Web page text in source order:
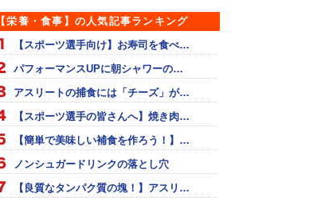
【栄養・食事】の人気記事ランキング
【スポーツ選手向け】お寿司を食べ…
パフォーマンスUPに朝シャワーの…
アスリートの捕食には「チーズ」が…
【スポーツ選手の皆さんへ】焼き肉…
【簡単で美味しい補食を作ろう！】…
ノンシュガードリンクの落とし穴
【良質なタンパク質の塊！】アスリ…